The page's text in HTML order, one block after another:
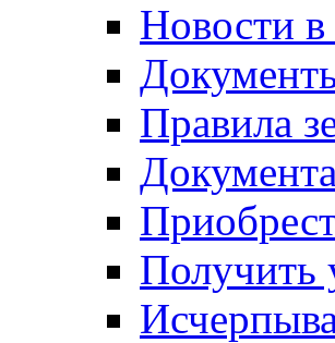
Новости в
Правила
Получить